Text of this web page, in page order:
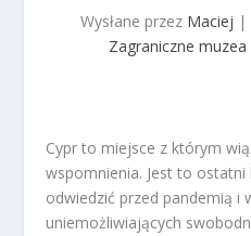
Wysłane przez Maciej |
Zagraniczne muzea
Cypr to miejsce z którym
wspomnienia. Jest to
odwiedzić przed pandemią i
uniemożliwiających